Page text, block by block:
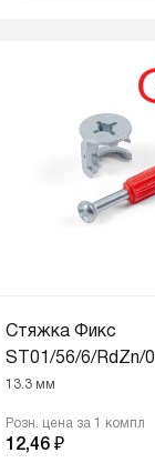
Стяжка Фикс
ST01/56/6/RdZn/
13.3 мм
Розн. цена за 1 компл
12,46 ₽